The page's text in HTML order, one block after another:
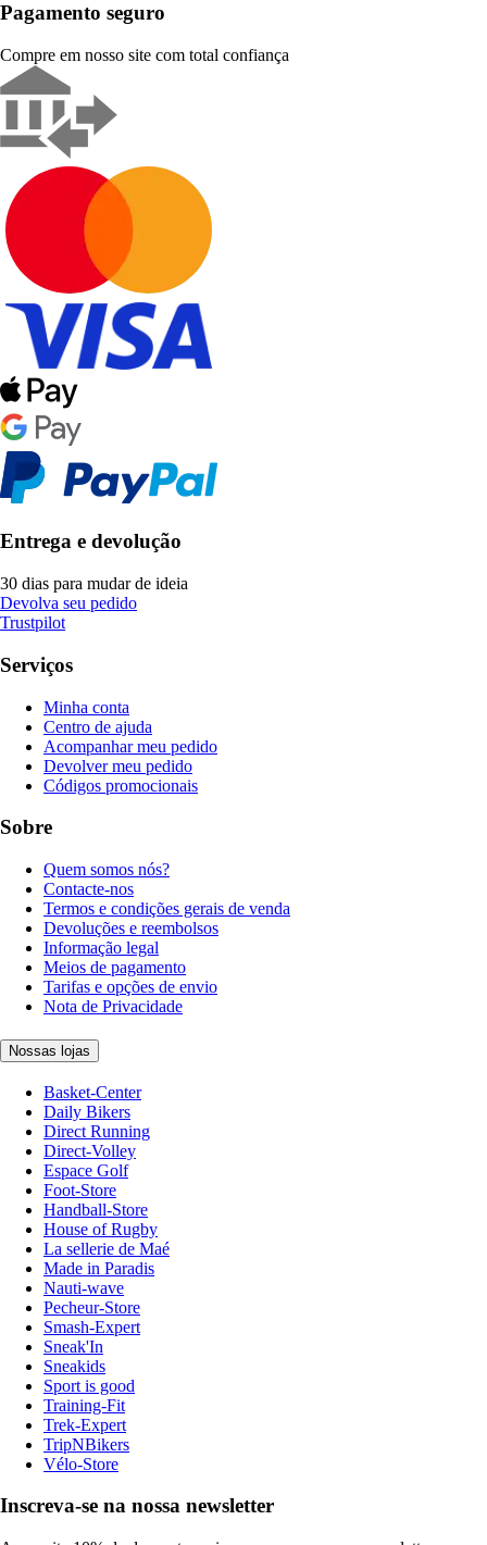
Pagamento seguro
Compre em nosso site com total confiança
Entrega e devolução
30 dias para mudar de ideia
Devolva seu pedido
Trustpilot
Serviços
Minha conta
Centro de ajuda
Acompanhar meu pedido
Devolver meu pedido
Códigos promocionais
Sobre
Quem somos nós?
Contacte-nos
Termos e condições gerais de venda
Devoluções e reembolsos
Informação legal
Meios de pagamento
Tarifas e opções de envio
Nota de Privacidade
Nossas lojas
Basket-Center
Daily Bikers
Direct Running
Direct-Volley
Espace Golf
Foot-Store
Handball-Store
House of Rugby
La sellerie de Maé
Made in Paradis
Nauti-wave
Pecheur-Store
Smash-Expert
Sneak'In
Sneakids
Sport is good
Training-Fit
Trek-Expert
TripNBikers
Vélo-Store
Inscreva-se na nossa newsletter